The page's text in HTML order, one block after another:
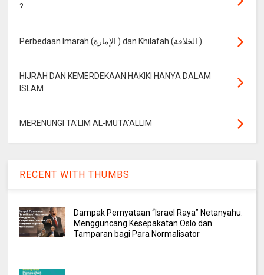
?
Perbedaan Imarah (الإمارة ) dan Khilafah (الخلافة )
HIJRAH DAN KEMERDEKAAN HAKIKI HANYA DALAM
ISLAM
MERENUNGI TA'LIM AL-MUTA'ALLIM
RECENT WITH THUMBS
Dampak Pernyataan “Israel Raya” Netanyahu:
Mengguncang Kesepakatan Oslo dan
Tamparan bagi Para Normalisator